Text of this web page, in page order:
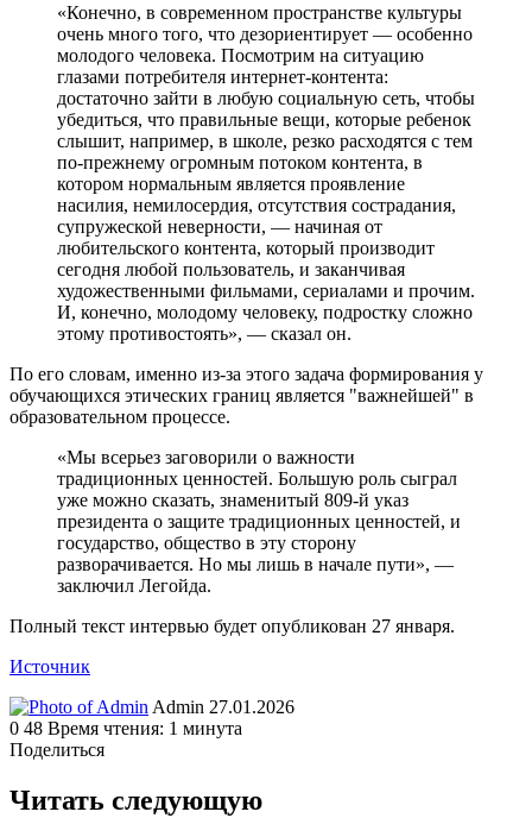
«Конечно, в современном пространстве культуры
очень много того, что дезориентирует — особенно
молодого человека. Посмотрим на ситуацию
глазами потребителя интернет-контента:
достаточно зайти в любую социальную сеть, чтобы
убедиться, что правильные вещи, которые ребенок
слышит, например, в школе, резко расходятся с тем
по-прежнему огромным потоком контента, в
котором нормальным является проявление
насилия, немилосердия, отсутствия сострадания,
супружеской неверности, — начиная от
любительского контента, который производит
сегодня любой пользователь, и заканчивая
художественными фильмами, сериалами и прочим.
И, конечно, молодому человеку, подростку сложно
этому противостоять», — сказал он.
По его словам, именно из-за этого задача формирования у
обучающихся этических границ является "важнейшей" в
образовательном процессе.
«Мы всерьез заговорили о важности
традиционных ценностей. Большую роль сыграл
уже можно сказать, знаменитый 809-й указ
президента о защите традиционных ценностей, и
государство, общество в эту сторону
разворачивается. Но мы лишь в начале пути», —
заключил Легойда.
Полный текст интервью будет опубликован 27 января.
Источник
Admin Send
an
27.01.2026
0 48 Время чтения: 1 минута
Поделиться
через
электронную
Читать следующую